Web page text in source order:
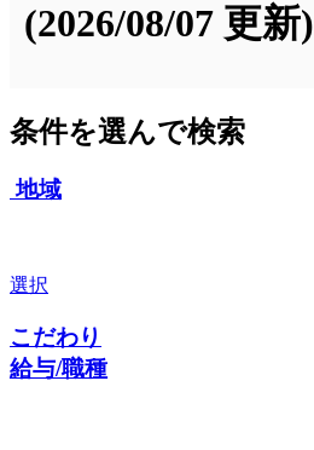
(2026/08/07 更新)
条件を選んで検索
地域
選択
こだわり
給与/職種